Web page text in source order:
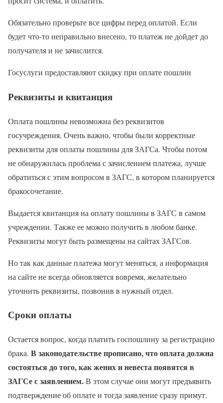
Обязательно проверьте все цифры перед оплатой. Если
будет что-то неправильно внесено, то платеж не дойдет до
получателя и не зачислится.
Госуслуги предоставляют скидку при оплате пошлин
Реквизиты и квитанция
Оплата пошлины невозможна без реквизитов
госучреждения. Очень важно, чтобы были корректные
реквизиты для оплаты пошлины для ЗАГСа. Чтобы потом
не обнаружилась проблема с зачислением платежа, лучше
обратиться с этим вопросом в ЗАГС, в котором планируется
бракосочетание.
Выдается квитанция на оплату пошлины в ЗАГС в самом
учреждении. Также ее можно получить в любом банке.
Реквизиты могут быть размещены на сайтах ЗАГСов.
Но так как данные платежа могут меняться, а информация
на сайте не всегда обновляется вовремя, желательно
уточнить реквизиты, позвонив в нужный отдел.
Сроки оплаты
Остается вопрос, когда платить госпошлину за регистрацию
брака. В законодательстве прописано, что оплата должна
состояться до того, как жених и невеста появятся в
ЗАГСе с заявлением.В этом случае они могут предъявить
подтверждение об оплате и тогда заявление сразу примут.